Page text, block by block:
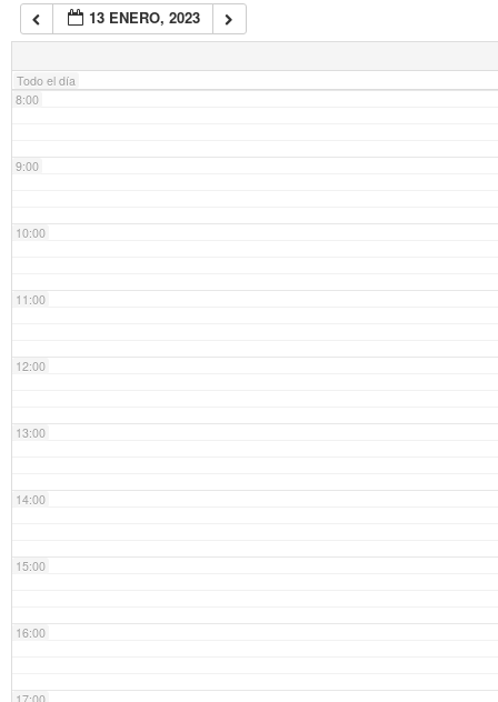
13 ENERO, 2023
Todo el día
7:00
8:00
9:00
10:00
11:00
12:00
13:00
14:00
15:00
16:00